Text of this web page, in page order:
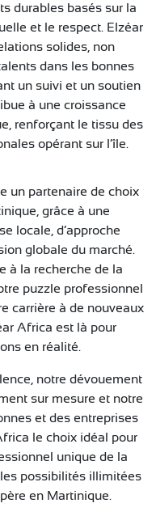
durables basés sur la
et le respect. Elzéar
solides, non
dans les bonnes
un suivi et un soutien
à une croissance
renforçant le tissu des
opérant sur l’île.
un partenaire de choix
grâce à une
locale, d’approche
globale du marché.
à la recherche de la
puzzle professionnel
carrière à de nouveaux
Africa est là pour
en réalité.
notre dévouement
sur mesure et notre
et des entreprises
le choix idéal pour
unique de la
possibilités illimitées
en Martinique.